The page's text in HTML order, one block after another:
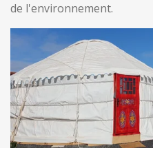
de l'environnement.